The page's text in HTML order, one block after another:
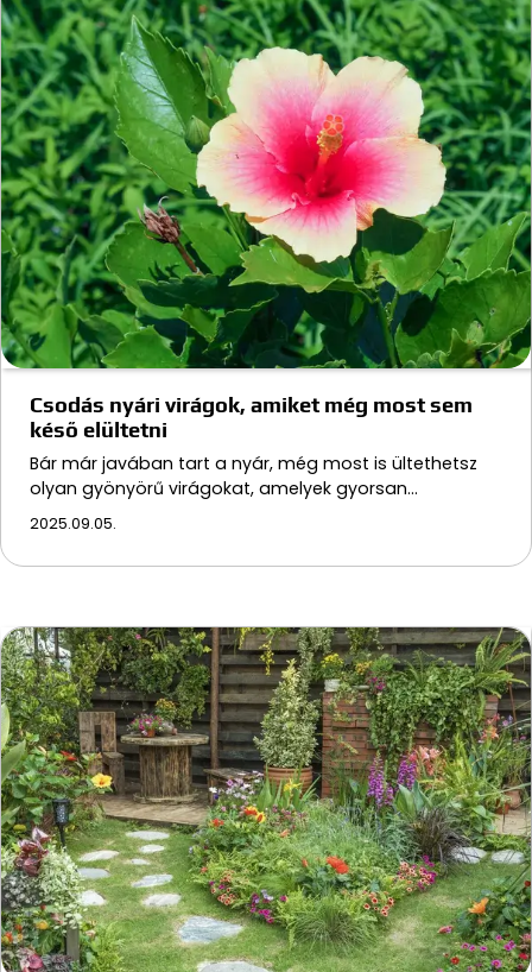
Csodás nyári virágok, amiket még most sem
késő elültetni
Bár már javában tart a nyár, még most is ültethetsz
olyan gyönyörű virágokat, amelyek gyorsan…
2025.09.05.